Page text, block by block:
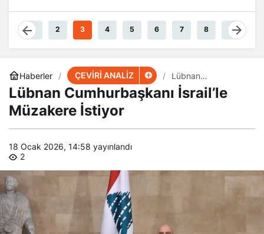
Damarlarında
Akıyor
1 2 3 4 5 6 7 8 9
Haberler ÇEVİRİ ANALİZ
Lübnan
Cumhurbaşkanı
İsrail’le Müzakere
Lübnan Cumhurbaşkanı İsrail’le
Müzakere İstiyor
18 Ocak 2026, 14:58 yayınlandı
2